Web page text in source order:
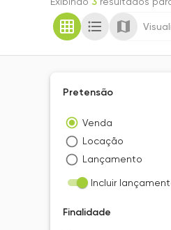
Pretensão
Venda
Locação
Lançamento
Incluir
Finalidade